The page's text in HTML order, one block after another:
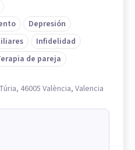
Depresión
Infidelidad
de pareja
46005 València, Valencia